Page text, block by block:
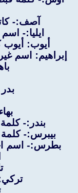
آصف:-
ايليا:-
أيوب: أيوب
إبراهيم: اسم
بندر:-
بيبرس:- كلمة
بطرس:- اسم